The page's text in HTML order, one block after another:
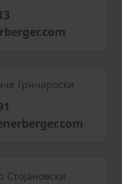
Грнчароски
Стојановски